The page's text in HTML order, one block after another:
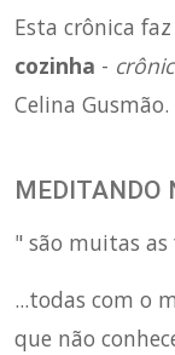
Esta crônica
cozinha -
Celina Gusmão.
MEDITANDO
" são muitas
...todas com o
que não